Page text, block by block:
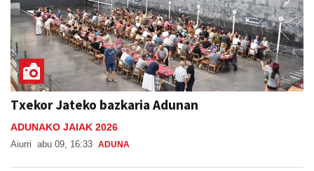
Txekor Jateko bazkaria Adunan
ADUNAKO JAIAK 2026
Aiurri abu 09, 16:33 ADUNA